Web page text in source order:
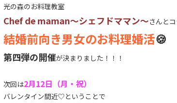
光の森のお料理教室
Chef de maman～シェフドママン～さんと
結婚前向き男女のお料理婚活🍪
第四弾の開催が決まりました！！！
次回は2月12日（月・祝）
バレンタイン間近♡ということで